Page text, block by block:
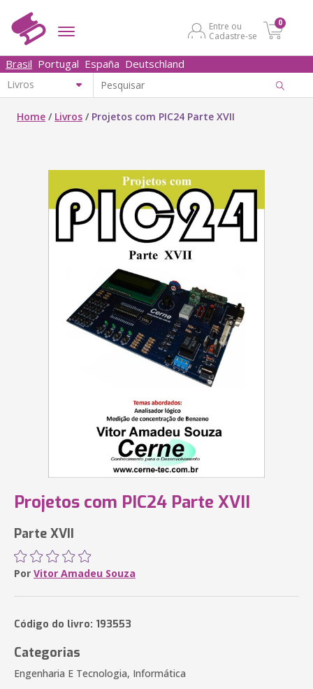
Entre ou
Cadastre-se
0
Brasil Portugal España Deutschland
Home / Livros / Projetos com PIC24 Parte XVII
Projetos com PIC24 Parte XVII
Parte XVII
Por Vitor Amadeu Souza
Código do livro: 193553
Categorias
Engenharia E Tecnologia, Informática